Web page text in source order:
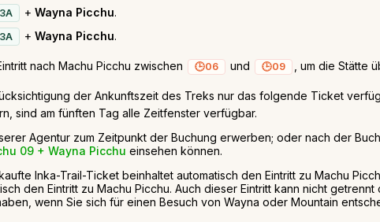
3A + Wayna Picchu.
3A + Wayna Picchu.
nach Machu Picchu zwischen 06 und 09 , um die Stätte
der Ankunftszeit des Treks nur das folgende Ticket
sind am fünften Tag alle Zeitfenster verfügbar.
Agentur zum Zeitpunkt der Buchung erwerben; oder nach der
09 + Wayna Picchu einsehen können.
Inka-Trail-Ticket beinhaltet automatisch den Eintritt zu Machu
den Eintritt zu Machu Picchu. Auch dieser Eintritt kann nicht
wenn Sie sich für einen Besuch von Wayna oder Mountain